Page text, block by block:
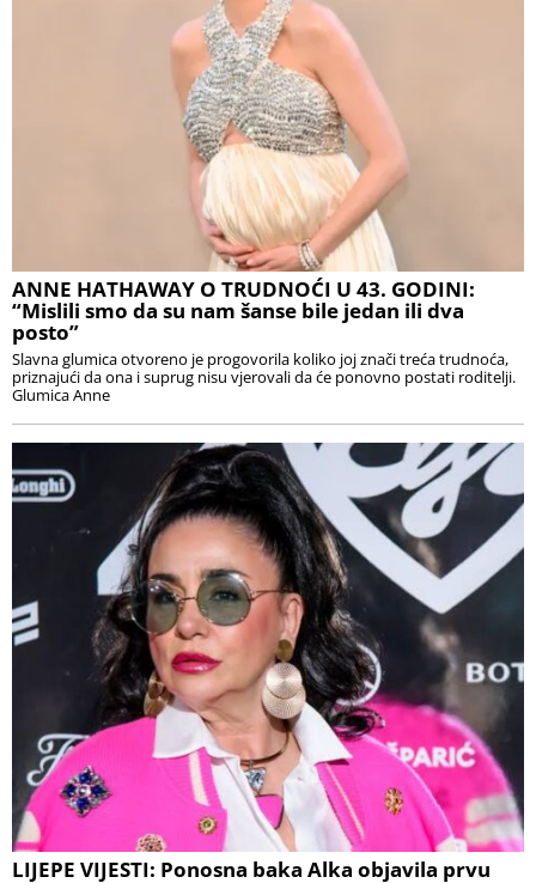
ANNE HATHAWAY O TRUDNOĆI U 43. GODINI:
“Mislili smo da su nam šanse bile jedan ili dva
posto”
Slavna glumica otvoreno je progovorila koliko joj znači treća trudnoća,
priznajući da ona i suprug nisu vjerovali da će ponovno postati roditelji.
Glumica Anne
LIJEPE VIJESTI: Ponosna baka Alka objavila prvu